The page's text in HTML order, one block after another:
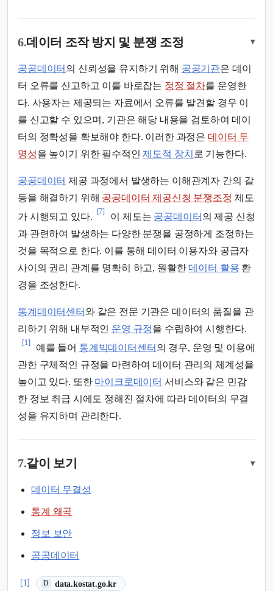
6.데이터 조작 방지 및 분쟁 조정 ▾
공공데이터 의 신뢰성을 유지하기 위해 공공기관은 데이
터 오류를 신고하고 이를 바로잡는 정정 절차를 운영한
다. 사용자는 제공되는 자료에서 오류를 발견할 경우 이
를 신고할 수 있으며, 기관은 해당 내용을 검토하여 데이
터의 정확성을 확보해야 한다. 이러한 과정은 데이터 투
명성을 높이기 위한 필수적인제도적 장치 로 기능한다.
공공데이터 제공 과정에서 발생하는 이해관계자 간의 갈
등을 해결하기 위해 공공데이터 제공신청 분쟁조정 제도
가 시행되고 있다.
[7]
이 제도는 공공데이터 의 제공 신청
과 관련하여 발생하는 다양한 분쟁을 공정하게 조정하는
것을 목적으로 한다. 이를 통해 데이터 이용자와 공급자
사이의 권리 관계를 명확히 하고, 원활한데이터 활용 환
경을 조성한다.
통계데이터센터 와 같은 전문 기관은 데이터의 품질을 관
리하기 위해 내부적인 운영 규정을 수립하여 시행한다.
[1]
예를 들어 통계빅데이터센터 의 경우, 운영 및 이용에
관한 구체적인 규정을 마련하여 데이터 관리의 체계성을
높이고 있다. 또한 마이크로데이터 서비스와 같은 민감
한 정보 취급 시에도 정해진 절차에 따라 데이터의 무결
성을 유지하며 관리한다.
7.같이 보기 ▾
데이터 무결성
통계 왜곡
정보 보안
공공데이터
[1] D data.kostat.go.kr
(새 탭에서 열림)